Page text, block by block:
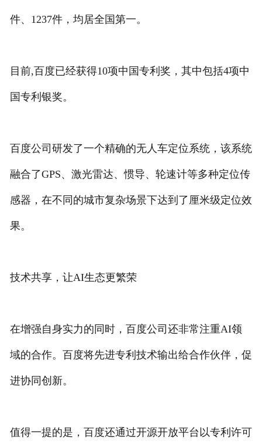
件、1237件，均居全国第一。
目前,百度已经获得10项中国专利奖，其中包括4项中
国专利银奖。
百度公司研发了一个精确的无人车定位系统，该系统
融合了GPS、激光雷达、惯导、轮速计等多种定位传
感器，在不同的城市复杂场景下达到了厘米级定位效
果。
技术共享，让AI生态更繁荣
在增强自身实力的同时，百度公司还非常注重AI领
域的合作。百度将先进专利技术输出给合作伙伴，促
进协同创新。
值得一提的是，百度还通过开源开放平台以专利许可